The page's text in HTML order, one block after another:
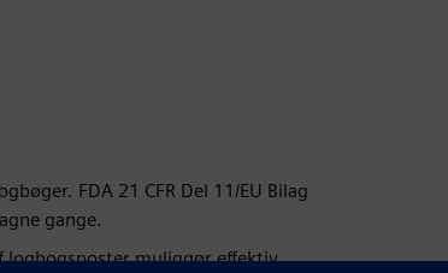
FDA 21 CFR Del 11/EU Bilag
gange.
muliggør effektiv